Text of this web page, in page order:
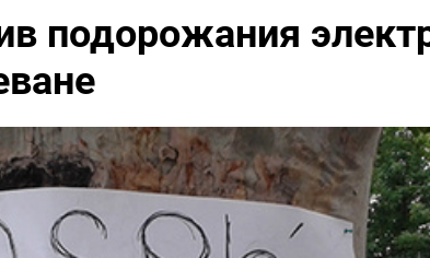
подорожания